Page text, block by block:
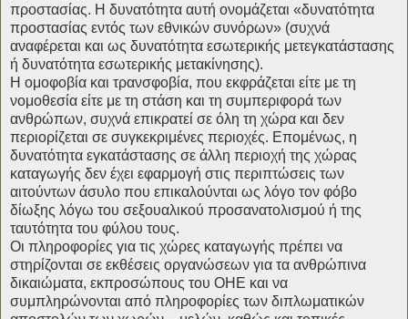
προστασίας. Η δυνατότητα αυτή ονομάζεται «δυνατότητα
προστασίας εντός των εθνικών συνόρων» (συχνά
αναφέρεται και ως δυνατότητα εσωτερικής μετεγκατάστασης
ή δυνατότητα εσωτερικής μετακίνησης).
Η ομοφοβία και τρανσφοβία, που εκφράζεται είτε με τη
νομοθεσία είτε με τη στάση και τη συμπεριφορά των
ανθρώπων, συχνά επικρατεί σε όλη τη χώρα και δεν
περιορίζεται σε συγκεκριμένες περιοχές. Επομένως, η
δυνατότητα εγκατάστασης σε άλλη περιοχή της χώρας
καταγωγής δεν έχει εφαρμογή στις περιπτώσεις των
αιτούντων άσυλο που επικαλούνται ως λόγο τον φόβο
δίωξης λόγω του σεξουαλικού προσανατολισμού ή της
ταυτότητα του φύλου τους.
Οι πληροφορίες για τις χώρες καταγωγής πρέπει να
στηρίζονται σε εκθέσεις οργανώσεων για τα ανθρώπινα
δικαιώματα, εκπροσώπους του ΟΗΕ και να
συμπληρώνονται από πληροφορίες των διπλωματικών